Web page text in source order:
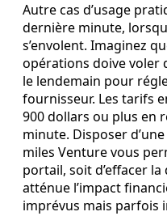
Autre cas d’usage
dernière minute,
s’envolent. Imaginez
opérations doive voler
le lendemain pour
fournisseur. Les tarifs
900 dollars ou plus en
minute. Disposer
miles Venture vous
portail, soit d’effacer
atténue l’impact
imprévus mais parfois